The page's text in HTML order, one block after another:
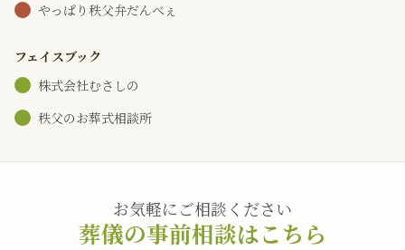
やっぱり秩父弁だんべぇ
フェイスブック
株式会社むさしの
秩父のお葬式相談所
お気軽にご相談ください
葬儀の事前相談はこちら